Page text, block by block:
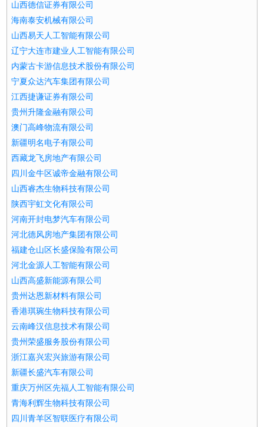
山西德信证券有限公司
海南泰安机械有限公司
山西易天人工智能有限公司
辽宁大连市建业人工智能有限公司
内蒙古卡游信息技术股份有限公司
宁夏众达汽车集团有限公司
江西捷谦证券有限公司
贵州升隆金融有限公司
澳门高峰物流有限公司
新疆明名电子有限公司
西藏龙飞房地产有限公司
四川金牛区诚帝金融有限公司
山西睿杰生物科技有限公司
陕西宇虹文化有限公司
河南开封电梦汽车有限公司
河北德风房地产集团有限公司
福建仓山区长盛保险有限公司
河北金源人工智能有限公司
山西高盛新能源有限公司
贵州达恩新材料有限公司
香港琪琬生物科技有限公司
云南峰汉信息技术有限公司
贵州荣盛服务股份有限公司
浙江嘉兴宏兴旅游有限公司
新疆长盛汽车有限公司
重庆万州区先福人工智能有限公司
青海利辉生物科技有限公司
四川青羊区智联医疗有限公司